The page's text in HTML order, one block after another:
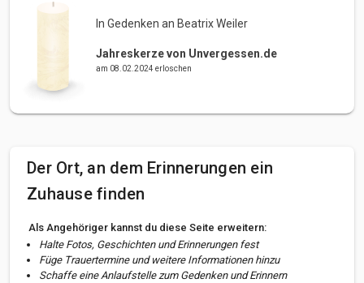
In Gedenken an Beatrix Weiler
Jahreskerze von Unvergessen.de
am 08.02.2024 erloschen
Der Ort, an dem Erinnerungen ein
Zuhause finden
Als Angehöriger kannst du diese Seite erweitern:
Halte Fotos, Geschichten und Erinnerungen fest
Füge Trauertermine und weitere Informationen hinzu
Schaffe eine Anlaufstelle zum Gedenken und Erinnern